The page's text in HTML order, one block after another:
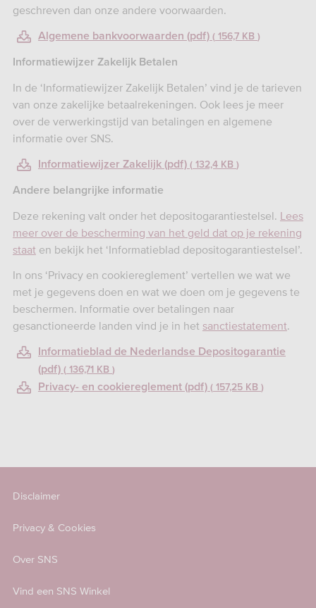
geschreven dan onze andere voorwaarden.
Algemene bankvoorwaarden (pdf) 156,7 KB
Informatiewijzer Zakelijk Betalen
In de ‘Informatiewijzer Zakelijk Betalen’ vind je de tarieven
van onze zakelijke betaalrekeningen. Ook lees je meer
over de verwerkingstijd van betalingen en algemene
informatie over SNS.
Informatiewijzer Zakelijk (pdf) 132,4 KB
Andere belangrijke informatie
Deze rekening valt onder het depositogarantiestelsel. Lees
meer over de bescherming van het geld dat op je rekening
staat en bekijk het ‘Informatieblad depositogarantiestelsel’.
In ons ‘Privacy en cookiereglement’ vertellen we wat we
met je gegevens doen en wat we doen om je gegevens te
beschermen. Informatie over betalingen naar
gesanctioneerde landen vind je in het sanctiestatement.
Informatieblad de Nederlandse Depositogarantie
(pdf)
136,71 KB
Privacy- en cookiereglement (pdf) 157,25 KB
Disclaimer
Privacy & Cookies
Over SNS
Vind een SNS Winkel